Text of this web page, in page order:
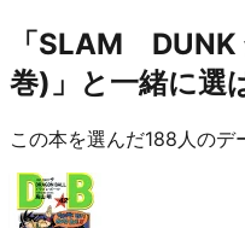
「SLAM DUNK
巻)」と一緒に選
この本を選んだ188人のデ